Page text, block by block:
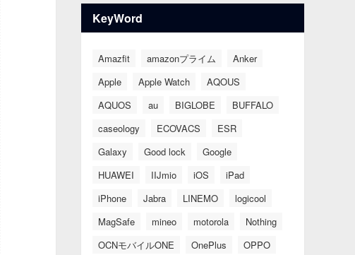
KeyWord
Amazfit amazonプライム
Anker
Apple
Apple Watch
AQOUS
AQUOS
au BIGLOBE
BUFFALO
caseology
ECOVACS
ESR
Galaxy
Good lock
Google
HUAWEI
IIJmio iOS
iPad
iPhone
Jabra LINEMO
logicool
MagSafe
mineo motorola
Nothing
OCNモバイルONE
OnePlus
OPPO